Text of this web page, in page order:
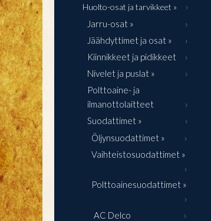
Huolto-osat ja tarvikkeet »
Jarru-osat »
Jäähdyttimet ja osat »
Kiinnikkeet ja pidikkeet
Nivelet ja puslat »
Polttoaine- ja
ilmanottolaitteet
Suodattimet »
Öljynsuodattimet »
Vaihteistosuodattimet »
Polttoainesuodattimet »
AC Delco